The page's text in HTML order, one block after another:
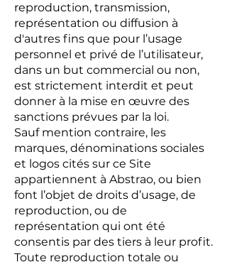
reproduction, transmission,
représentation ou diffusion à
d'autres fins que pour l’usage
personnel et privé de l’utilisateur,
dans un but commercial ou non,
est strictement interdit et peut
donner à la mise en œuvre des
sanctions prévues par la loi.
Sauf mention contraire, les
marques, dénominations sociales
et logos cités sur ce Site
appartiennent à Abstrao, ou bien
font l’objet de droits d’usage, de
reproduction, ou de
représentation qui ont été
consentis par des tiers à leur profit.
Toute reproduction totale ou